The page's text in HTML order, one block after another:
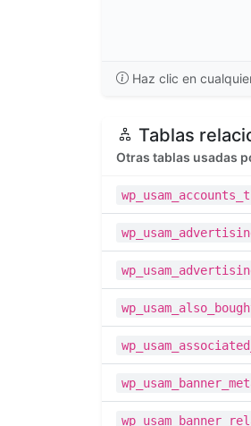
Haz clic en
Tablas
Otras tablas usadas